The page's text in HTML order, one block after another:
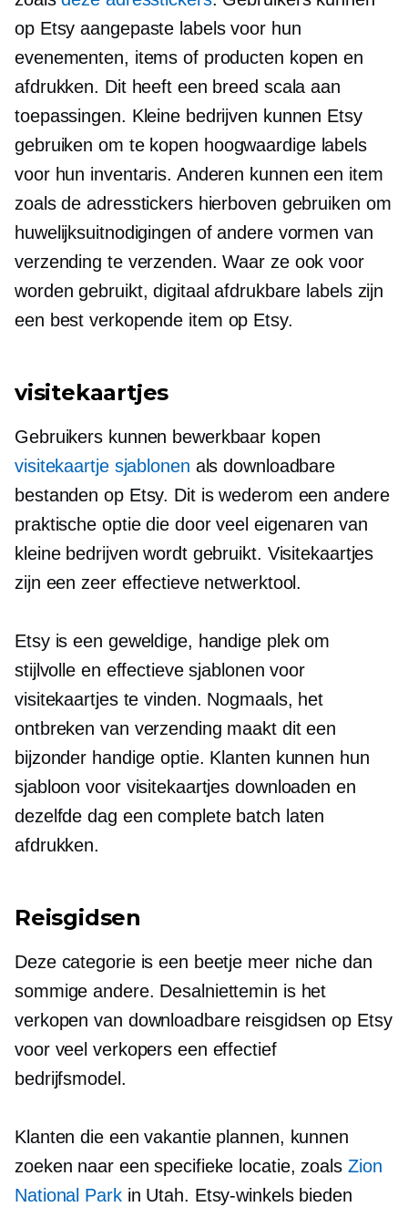
op Etsy aangepaste labels voor hun
evenementen, items of producten kopen en
afdrukken. Dit heeft een breed scala aan
toepassingen. Kleine bedrijven kunnen Etsy
gebruiken om te kopen hoogwaardigelabels
voor hun inventaris. Anderen kunnen een item
zoals de adresstickers hierboven gebruiken om
huwelijksuitnodigingen of andere vormen van
verzending te verzenden. Waar ze ook voor
worden gebruikt, digitaal afdrukbare labels zijn
een best verkopende item op Etsy.
visitekaartjes
Gebruikers kunnen bewerkbaar kopen
visitekaartje sjablonen als downloadbare
bestanden op Etsy. Dit is wederom een ​​andere
praktische optie die door veel eigenaren van
kleine bedrijven wordt gebruikt. Visitekaartjes
zijn een zeer effectieve netwerktool.
Etsy is een geweldige, handige plek om
stijlvolle en effectieve sjablonen voor
visitekaartjes te vinden. Nogmaals, het
ontbreken van verzending maakt dit een
bijzonder handige optie. Klanten kunnen hun
sjabloon voor visitekaartjes downloaden en
dezelfde dag een complete batch laten
afdrukken.
Reisgidsen
Deze categorie is een beetje meer niche dan
sommige andere. Desalniettemin is het
verkopen van downloadbare reisgidsen op Etsy
voor veel verkopers een effectief
bedrijfsmodel.
Klanten die een vakantie plannen, kunnen
zoeken naar een specifieke locatie, zoals Zion
National Parkin Utah. Etsy-winkels bieden